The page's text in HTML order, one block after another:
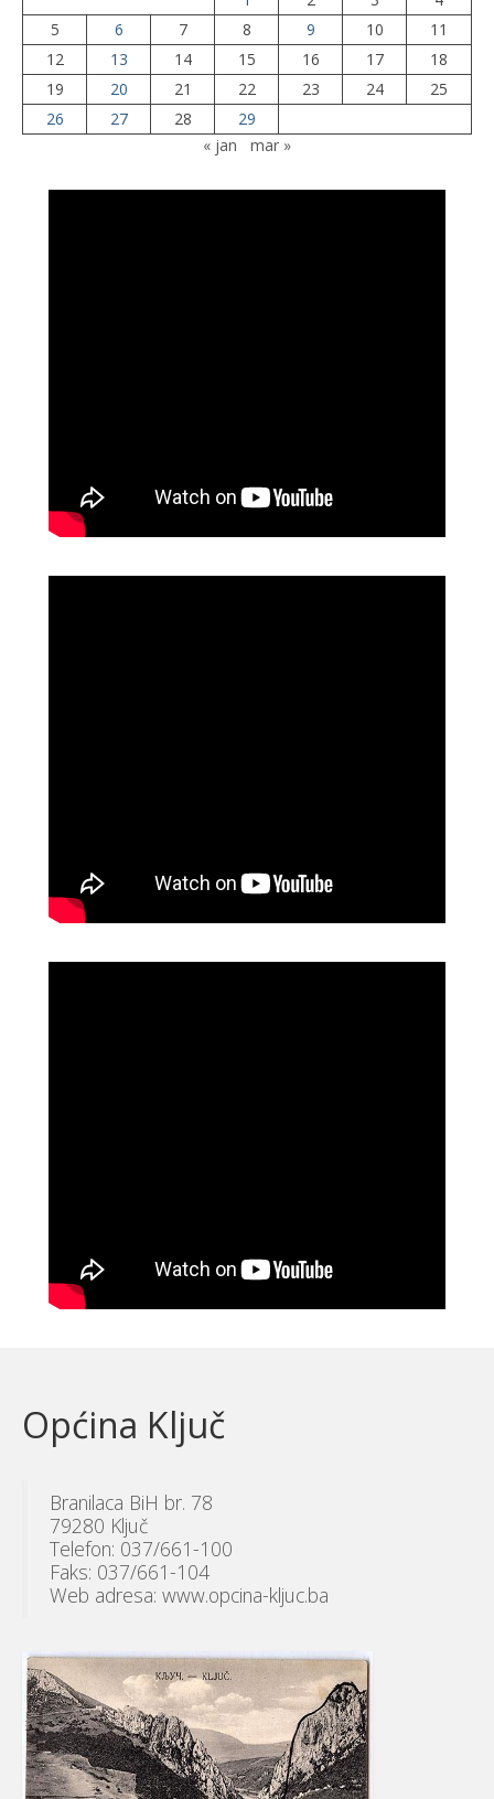
5
6 7 8 9 10
11
12
13 14 15 16 17
18
19
20 21 22 23 24
25
26
27 28
29
« jan
mar »
Općina Ključ
Branilaca BiH br. 78
79280 Ključ
Telefon: 037/661-100
Faks: 037/661-104
Web adresa: www.opcina-kljuc.ba